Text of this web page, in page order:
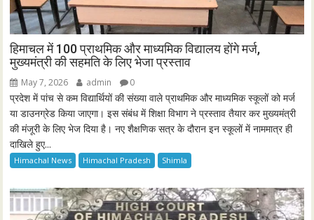
हिमाचल में 100 प्राथमिक और माध्यमिक विद्यालय होंगे मर्ज,
मुख्यमंत्री की सहमति के लिए भेजा प्रस्ताव
May 7, 2026 admin 0
प्रदेश में पांच से कम विद्यार्थियों की संख्या वाले प्राथमिक और माध्यमिक स्कूलों को मर्ज
या डाउनग्रेड किया जाएगा। इस संबंध में शिक्षा विभाग ने प्रस्ताव तैयार कर मुख्यमंत्री
की मंजूरी के लिए भेज दिया है। नए शैक्षणिक सत्र के दौरान इन स्कूलों में नाममात्र ही
दाखिले हुए...
Himachal News Himachal Pradesh Shimla